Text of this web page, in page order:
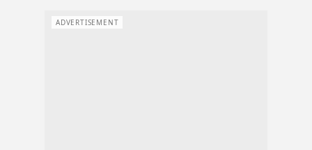
ADVERTISEMENT